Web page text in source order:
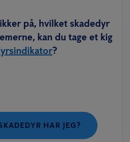
på, hvilket skadedyr
kan du tage et kig
?
HAR JEG?